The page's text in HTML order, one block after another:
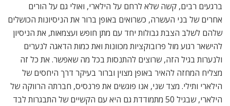
ברגעים רבים, קשה שלא לרחם על הילארי, ואולי גם על הורים
אחרים של בני העשרה, כשרואים באופן ברור את הניסיונות הכושלים
שלהם לשלב הצבת גבולות יחד עם מתן חופש ועצמאות, את הניסיון
להישאר רגוע מול פרובוקציות מכוונות ואת כמות הדאגה לנערים
ולנערות בגיל הזה, שרוצים להתנסות בכל מה שאפשר. את כל זה
מצליח המחזה להאיר באופן מצוין וברור בעיקר דרך היחסים של
הילארי ותילי. מצד שני, אנו פוגשים את פרנסיס, חברתה הרווקה של
הילארי, שבגיל 50 מתמודדת גם היא עם הקשיים של התבגרות לבד